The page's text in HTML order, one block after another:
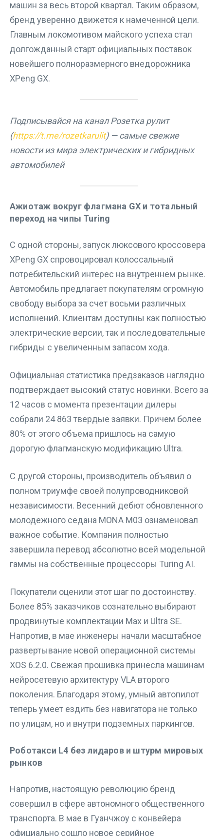
машин за весь второй квартал. Таким образом,
бренд уверенно движется к намеченной цели.
Главным локомотивом майского успеха стал
долгожданный старт официальных поставок
новейшего полноразмерного внедорожника
XPeng GX.
Подписывайся на канал Розетка рулит
(https://t.me/rozetkarulit) — самые свежие
новости из мира электрических и гибридных
автомобилей
Ажиотаж вокруг флагмана GX и тотальный
переход на чипы Turing
С одной стороны, запуск люксового кроссовера
XPeng GX спровоцировал колоссальный
потребительский интерес на внутреннем рынке.
Автомобиль предлагает покупателям огромную
свободу выбора за счет восьми различных
исполнений. Клиентам доступны как полностью
электрические версии, так и последовательные
гибриды с увеличенным запасом хода.
Официальная статистика предзаказов наглядно
подтверждает высокий статус новинки. Всего за
12 часов с момента презентации дилеры
собрали 24 863 твердые заявки. Причем более
80% от этого объема пришлось на самую
дорогую флагманскую модификацию Ultra.
С другой стороны, производитель объявил о
полном триумфе своей полупроводниковой
независимости. Весенний дебют обновленного
молодежного седана MONA M03 ознаменовал
важное событие. Компания полностью
завершила перевод абсолютно всей модельной
гаммы на собственные процессоры Turing AI.
Покупатели оценили этот шаг по достоинству.
Более 85% заказчиков сознательно выбирают
продвинутые комплектации Max и Ultra SE.
Напротив, в мае инженеры начали масштабное
развертывание новой операционной системы
XOS 6.2.0. Свежая прошивка принесла машинам
нейросетевую архитектуру VLA второго
поколения. Благодаря этому, умный автопилот
теперь умеет ездить без навигатора не только
по улицам, но и внутри подземных паркингов.
Роботакси L4 без лидаров и штурм мировых
рынков
Напротив, настоящую революцию бренд
совершил в сфере автономного общественного
транспорта. В мае в Гуанчжоу с конвейера
официально сошло новое серийное